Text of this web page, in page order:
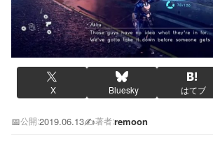
X Bluesky はてブ
📅公開:2019.06.13✍️著者:remoon